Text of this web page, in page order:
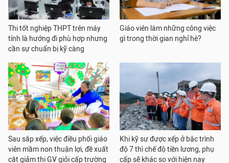
Thi tốt nghiệp THPT trên máy
tính là hướng đi phù hợp nhưng
cần sự chuẩn bị kỹ càng
Giáo viên làm những công việc
gì trong thời gian nghỉ hè?
Sau sắp xếp, việc điều phối giáo
viên mầm non thuận lợi, đề xuất
cắt giảm thi GV giỏi cấp trường
Khi kỹ sư được xếp ở bậc trình
độ 7 thì chế độ tiền lương, phụ
cấp sẽ khác so với hiện nay